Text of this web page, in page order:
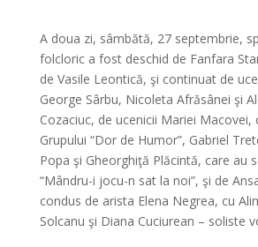
A doua zi, sâmbătă, 27 septembrie,
folcloric a fost deschid de Fanfara
de Vasile Leontică, şi continuat de
George Sârbu, Nicoleta Afrăsânei şi
Cozaciuc, de ucenicii Mariei Macovei,
Grupului “Dor de Humor”, Gabriel
Popa şi Gheorghiţă Plăcintă, care au
“Mândru-i jocu-n sat la noi”, şi de
condus de arista Elena Negrea, cu
Solcanu şi Diana Cuciurean – soliste